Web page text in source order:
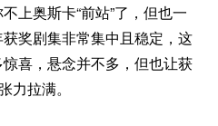
上奥斯卡“前站”了，但也一
奖剧集非常集中且稳定，这
喜，悬念并不多，但也让获
力拉满。